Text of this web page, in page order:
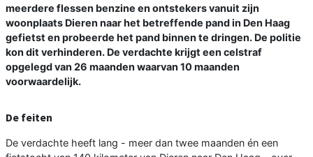
meerdere flessen benzine en ontstekers vanuit zijn
woonplaats Dieren naar het betreffende pand in Den Haag
gefietst en probeerde het pand binnen te dringen. De politie
kon dit verhinderen. De verdachte krijgt een celstraf
opgelegd van 26 maanden waarvan 10 maanden
voorwaardelijk.
De feiten
De verdachte heeft lang - meer dan twee maanden én een